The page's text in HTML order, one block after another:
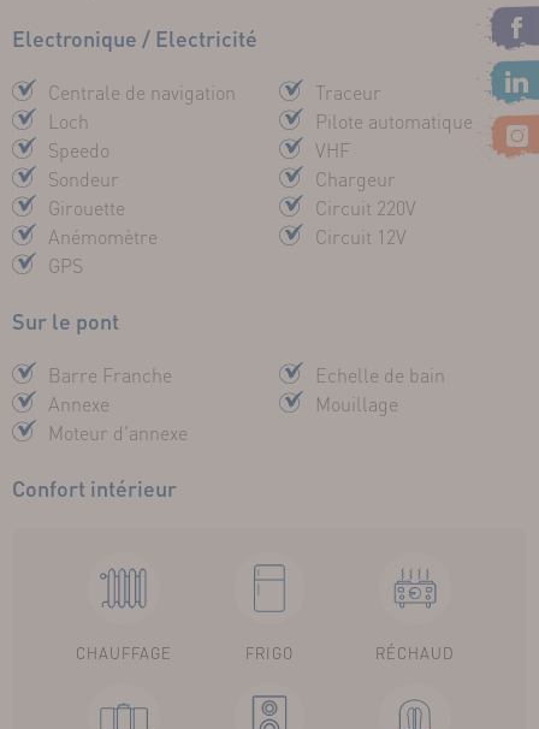
Electronique / Electricité
Centrale de navigation
Loch
Speedo
Sondeur
Girouette
Anémomètre
GPS
Traceur
Pilote automatique
VHF
Chargeur
Circuit 220V
Circuit 12V
Sur le pont
Barre Franche
Annexe
Moteur d'annexe
Echelle de bain
Mouillage
Confort intérieur
CHAUFFAGE FRIGO RÉCHAUD